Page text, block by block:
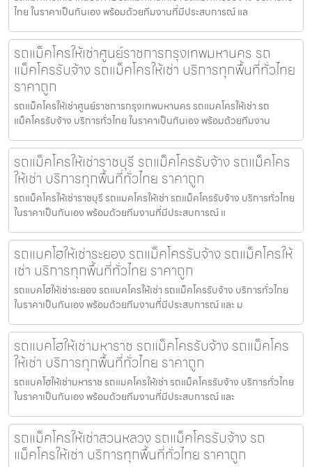
ไทย ในราคาเป็นกันเอง พร้อมด้วยทีมงานที่มีประสบการณ์ แล
รถแม็คโครให้เช่าศูนย์ราชการกรุงเทพมหานคร รถ
แม็คโครรับจ้าง รถแม็คโครให้เช่า บริการทุกพื้นที่ทั่วไทย
ราคาถูก
รถแม็คโครให้เช่าศูนย์ราชการกรุงเทพมหานคร รถแมคโครให้เช่า รถ
แม็คโครรับจ้าง บริการทั่วไทย ในราคาเป็นกันเอง พร้อมด้วยทีมงาน
รถแม็คโครให้เช่าราชบุรี รถแม็คโครรับจ้าง รถแม็คโคร
ให้เช่า บริการทุกพื้นที่ทั่วไทย ราคาถูก
รถแม็คโครให้เช่าราชบุรี รถแมคโครให้เช่า รถแม็คโครรับจ้าง บริการทั่วไทย
ในราคาเป็นกันเอง พร้อมด้วยทีมงานที่มีประสบการณ์ แ
รถแบคโฮให้เช่าระยอง รถแม็คโครรับจ้าง รถแม็คโครให้
เช่า บริการทุกพื้นที่ทั่วไทย ราคาถูก
รถแบคโฮให้เช่าระยอง รถแมคโครให้เช่า รถแม็คโครรับจ้าง บริการทั่วไทย
ในราคาเป็นกันเอง พร้อมด้วยทีมงานที่มีประสบการณ์ และ ม
รถแบคโฮให้เช่ามหาราช รถแม็คโครรับจ้าง รถแม็คโคร
ให้เช่า บริการทุกพื้นที่ทั่วไทย ราคาถูก
รถแบคโฮให้เช่ามหาราช รถแมคโครให้เช่า รถแม็คโครรับจ้าง บริการทั่วไทย
ในราคาเป็นกันเอง พร้อมด้วยทีมงานที่มีประสบการณ์ และ
รถแม็คโครให้เช่าสวนหลวง รถแม็คโครรับจ้าง รถ
แม็คโครให้เช่า บริการทุกพื้นที่ทั่วไทย ราคาถูก